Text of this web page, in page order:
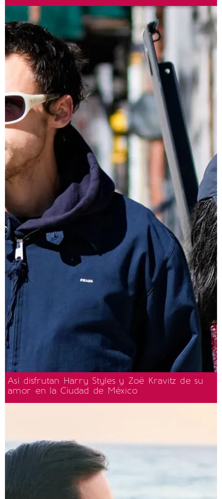
Así disfrutan Harry Styles y Zoë Kravitz de su
amor en la Ciudad de México